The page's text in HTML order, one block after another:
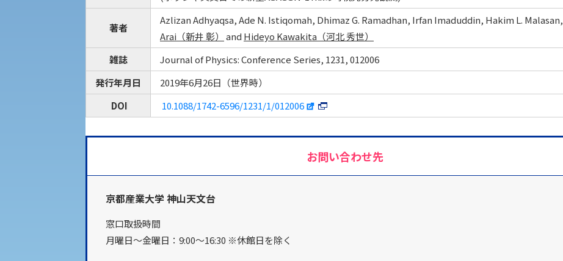
外国人留学生の入学
著者
Azlizan Adhyaqsa, Ade N. Istiqomah, Dhimaz G. Ramadhan, Irfan Imaduddin, Hakim L. Malasan,
Arai（新井 彰）
and Hideyo Kawakita（河北 秀世）
雑誌
Journal of Physics: Conference Series, 1231, 012006
発行年月日
2019年6月26日（世界時）
DOI
10.1088/1742-6596/1231/1/012006
お問い合わせ先
京都産業大学 神山天文台
窓口取扱時間
月曜日～金曜日：9:00～16:30 ※休館日を除く